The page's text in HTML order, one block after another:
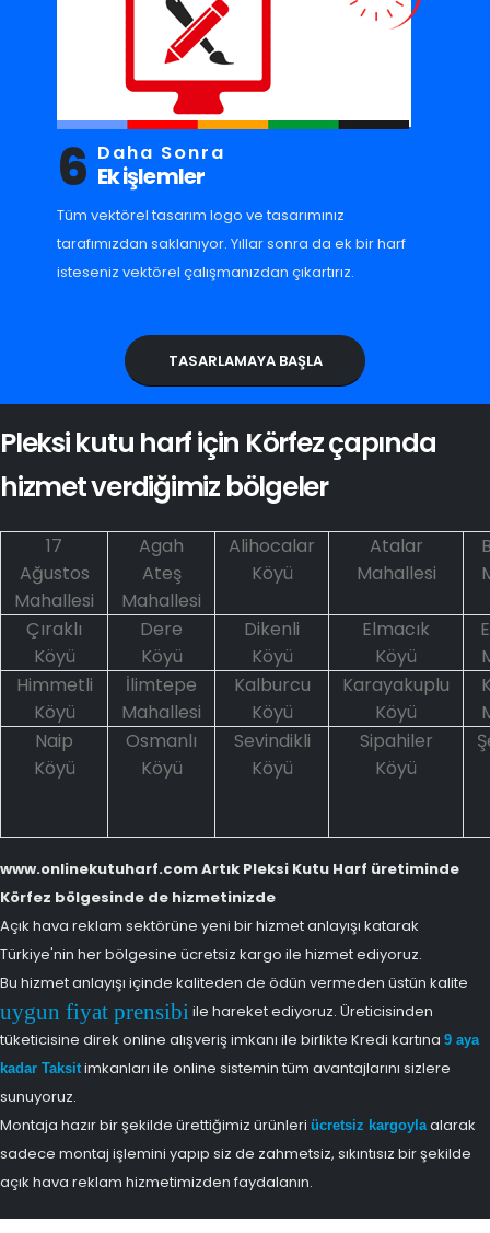
6 Daha Sonra
Ek işlemler
Tüm vektörel tasarım logo ve tasarımınız
tarafımızdan saklanıyor. Yıllar sonra da ek bir harf
isteseniz vektörel çalışmanızdan çıkartırız.
TASARLAMAYA BAŞLA
Pleksi kutu harf için Körfez çapında
hizmet verdiğimiz bölgeler
17
Ağustos
Mahallesi
Agah
Ateş
Mahallesi
Alihocalar
Köyü
Atalar
Mahallesi
Çıraklı
Köyü
Dere
Köyü
Dikenli
Köyü
Elmacık
Köyü
Himmetli
Köyü
İlimtepe
Mahallesi
Kalburcu
Köyü
Karayakuplu
Köyü
Naip
Köyü
Osmanlı
Köyü
Sevindikli
Köyü
Sipahiler
Köyü
www.onlinekutuharf.com Artık Pleksi Kutu Harf üretiminde
Körfez bölgesinde de hizmetinizde
Açık hava reklam sektörüne yeni bir hizmet anlayışı katarak
Türkiye'nin her bölgesine ücretsiz kargo ile hizmet ediyoruz.
Bu hizmet anlayışı içinde kaliteden de ödün vermeden üstün kalite
uygun fiyat prensibi ile hareket ediyoruz. Üreticisinden
tüketicisine direk online alışveriş imkanı ile birlikte Kredi kartına 9 aya
kadar Taksitimkanları ile online sistemin tüm avantajlarını sizlere
sunuyoruz.
Montaja hazır bir şekilde ürettiğimiz ürünleri ücretsiz kargoylaalarak
sadece montaj işlemini yapıp siz de zahmetsiz, sıkıntısız bir şekilde
açık hava reklam hizmetimizden faydalanın.